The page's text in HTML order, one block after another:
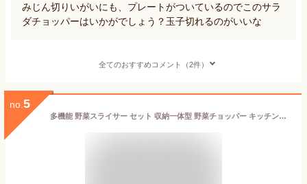
みじん切りいがいにも、プレートがついているのでこのサラ
ダチョッパーはいかがでしょう？玉子切れるのがいいな
全てのおすすめコメント（2件）
no. 5
多機能 野菜スライサー セット 収納一体型 野菜チョッパー キッチンスライサー チョップドカッター 多機能 野菜カッターセット 大容量 円形 野菜切り 千切り 水切り おろし キッチン調理器セット 安全ホルダー 細切り 薄切り 調理器具 スーパーセール